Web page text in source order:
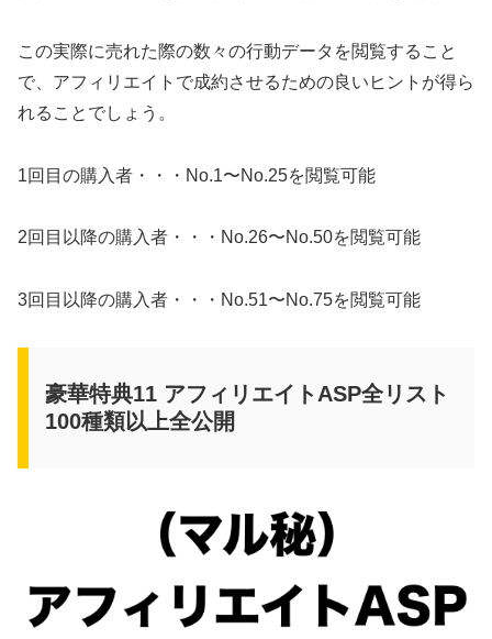
この実際に売れた際の数々の行動データを閲覧すること
で、アフィリエイトで成約させるための良いヒントが得ら
れることでしょう。
1回目の購入者・・・No.1〜No.25を閲覧可能
2回目以降の購入者・・・No.26〜No.50を閲覧可能
3回目以降の購入者・・・No.51〜No.75を閲覧可能
豪華特典11 アフィリエイトASP全リスト
100種類以上全公開